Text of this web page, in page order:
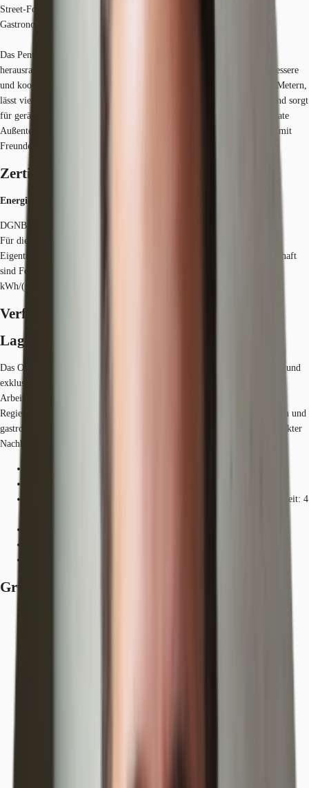
Street-Food-Organisation KERB geleitet wird und 12 unabhängige
Gastronomen und vier Bars präsentiert.
Das Penthouse erstreckt sich über drei offene Etagen, die zu einem
herausragenden Arbeitsbereich integriert sind und Menschen auf eine bessere
und kooperativere Weise zusammenbringen. Die Deckenhöhe von drei Metern,
lässt viel Tageslicht hinein, fördert das Wohlbefinden der Mitarbeiter und sorgt
für geräumige und einladende Büros und Besprechungsräume. Der private
Außenterrassenbereich bietet die Möglichkeit für Pausen, Entspannung mit
Freunden und den Genuss der Aussicht.
Zertifizierungen
Energieausweis
DGNB: Silver LEED: Platinum
Für diese Liegenschaft liegt ein Bedarfsausweis vom 31.08.2009 vom
Eigentümer/Vermieter vor. Die wesentlichen Energieträger der Liegenschaft
sind Fernwärme, Nahwärme, Strom. Endenergiebedarf: 256.10000
kWh/(m²*a)
Verfügbare Fläche
Lage und Verkehrsanbindung
Das Objekt befindet sich am Potsdamer Platz, einer der repräsentativsten und
exklusivsten Adressen Berlins und bietet seinen Mietern ein ideales
Arbeitsumfeld. In unmittelbarer Nähe befindet sich der Tiergarten, das
Regierungsviertel und das Brandenburger Tor. Die Einkaufsmöglichkeiten und
gastronomischen Einrichtungen im Center selbst werden durch die in direkter
Nachbarschaft befindliche Mall of Berlin hervorragend ergänzt.
Bus, S-Bahnhof Potsdamer Platz/ Voßstr.; Linien M41, M85, Gehzeit: 4
Grundrisse